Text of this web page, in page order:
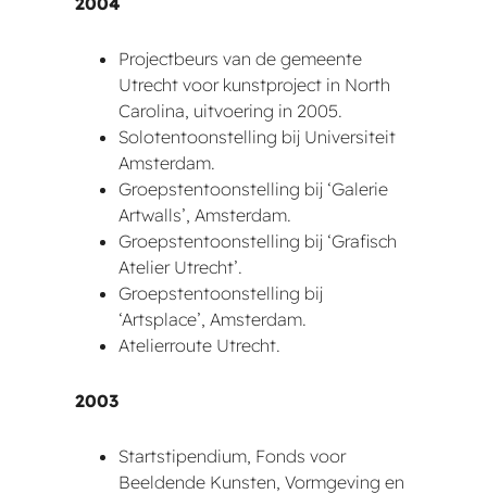
Projectbeurs van de gemeente
Utrecht voor kunstproject in North
Carolina, uitvoering in 2005.
Solotentoonstelling bij Universiteit
Amsterdam.
Groepstentoonstelling bij ‘Galerie
Artwalls’, Amsterdam.
Groepstentoonstelling bij ‘Grafisch
Atelier Utrecht’.
Groepstentoonstelling bij
‘Artsplace’, Amsterdam.
Atelierroute Utrecht.
2003
Startstipendium, Fonds voor
Beeldende Kunsten, Vormgeving en